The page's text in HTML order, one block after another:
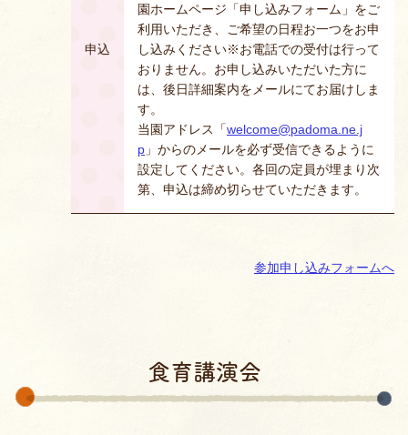
申込
園ホームページ「申し込みフォーム」をご
利用いただき、ご希望の日程お一つをお申
し込みください※お電話での受付は行って
おりません。お申し込みいただいた方に
は、後日詳細案内をメールにてお届けしま
す。
当園アドレス「welcome@padoma.ne.j
p 」からのメールを必ず受信できるように
設定してください。各回の定員が埋まり次
第、申込は締め切らせていただきます。
参加申し込みフォームへ
食育講演会